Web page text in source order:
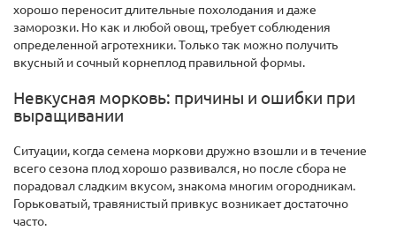
хорошо переносит длительные похолодания и даже
заморозки. Но как и любой овощ, требует соблюдения
определенной агротехники. Только так можно получить
вкусный и сочный корнеплод правильной формы.
Невкусная морковь: причины и ошибки при
выращивании
Ситуации, когда семена моркови дружно взошли и в течение
всего сезона плод хорошо развивался, но после сбора не
порадовал сладким вкусом, знакома многим огородникам.
Горьковатый, травянистый привкус возникает достаточно
часто.